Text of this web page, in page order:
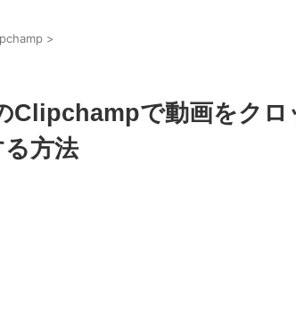
>
Clipchampで動画をクロ
方法